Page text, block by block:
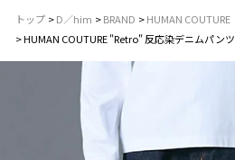
トップ D／him BRAND
HUMAN COUTURE
HUMAN COUTURE "Retro" 反応染デニムパンツ